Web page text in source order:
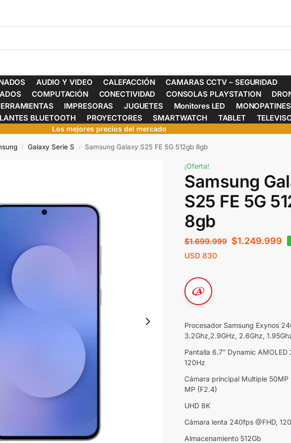
AUDIO Y VIDEO CALEFACCIÓN
CAMARAS CCTV – SEGURIDAD
COMPUTACIÓN CONECTIVIDAD CONSOLAS PLAYSTATION
IMPRESORAS JUGUETES Monitores LED
BLUETOOTH PROYECTORES SMARTWATCH TABLET
Los mejores precios del mercado
/ Galaxy Serie S / Samsung Galaxy S25 FE 5G 512gb 8gb
¡Oferta!
Samsung
S25 FE 5G
8gb
$1.699.999 $1.249.999
USD 830
Procesador Samsung Exynos
3.2Ghz,2.9GHz, 2.6Ghz,
Pantalla 6.7″ Dynamic
120Hz
Cámara principal Multiple 50MP
MP (F2.4)
UHD 8K
Cámara lenta 240fps @FHD,
Almacenamiento 512Gb